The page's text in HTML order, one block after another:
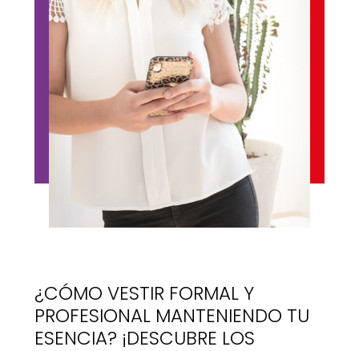
¿CÓMO VESTIR FORMAL Y
PROFESIONAL MANTENIENDO TU
ESENCIA? ¡DESCUBRE LOS